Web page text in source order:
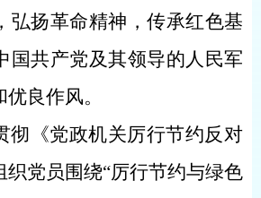
弘扬革命精神，传承红色基
国共产党及其领导的人民军
良作风。
彻《党政机关厉行节约反对
织党员围绕“厉行节约与绿色